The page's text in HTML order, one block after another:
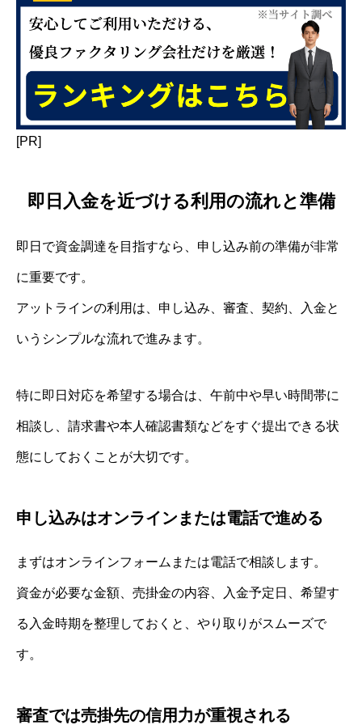
[PR]
即日入金を近づける利用の流れと準備
即日で資金調達を目指すなら、申し込み前の準備が非常
に重要です。
アットラインの利用は、申し込み、審査、契約、入金と
いうシンプルな流れで進みます。
特に即日対応を希望する場合は、午前中や早い時間帯に
相談し、請求書や本人確認書類などをすぐ提出できる状
態にしておくことが大切です。
申し込みはオンラインまたは電話で進める
まずはオンラインフォームまたは電話で相談します。
資金が必要な金額、売掛金の内容、入金予定日、希望す
る入金時期を整理しておくと、やり取りがスムーズで
す。
審査では売掛先の信用力が重視される